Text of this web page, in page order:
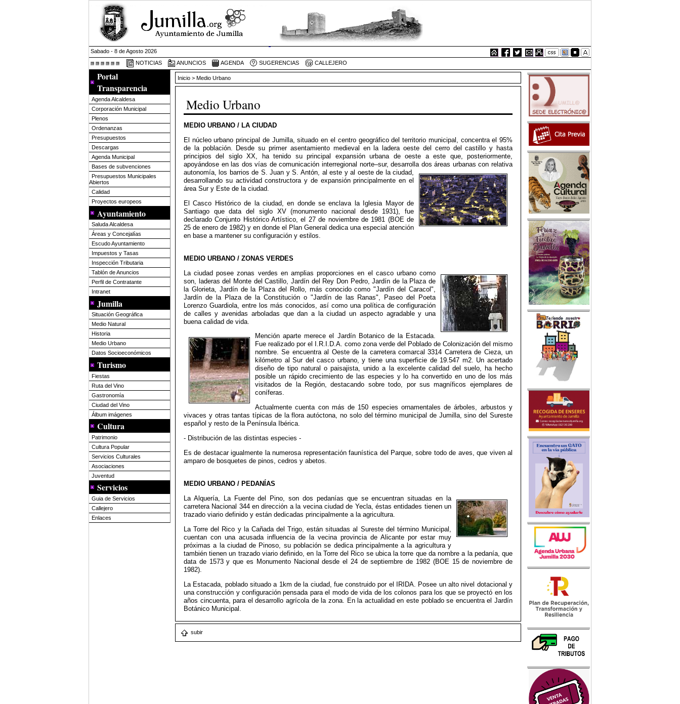
Sabado - 8 de Agosto 2026
NOTICIAS
ANUNCIOS AGENDA SUGERENCIAS CALLEJERO
Portal
Transparencia
Agenda Alcaldesa
Corporación Municipal
Plenos
Ordenanzas
Presupuestos
Descargas
Agenda Municipal
Bases de subvenciones
Presupuestos Municipales
Abiertos
Calidad
Proyectos europeos
Ayuntamiento
Saluda Alcaldesa
Áreas y Concejalías
Escudo Ayuntamiento
Impuestos y Tasas
Inspección Tributaria
Tablón de Anuncios
Perfil de Contratante
Intranet
Jumilla
Situación Geográfica
Medio Natural
Historia
Medio Urbano
Datos Socioeconómicos
Turismo
Fiestas
Ruta del Vino
Gastronomía
Ciudad del Vino
Álbum imágenes
Cultura
Patrimonio
Cultura Popular
Servicios Culturales
Asociaciones
Juventud
Servicios
Guia de Servicios
Callejero
Enlaces
Inicio> Medio Urbano
Medio Urbano
MEDIO URBANO / LA CIUDAD
El núcleo urbano principal de Jumilla, situado en el centro geográfico del territorio municipal, concentra el 95%
de la población. Desde su primer asentamiento medieval en la ladera oeste del cerro del castillo y hasta
principios del siglo XX, ha tenido su principal expansión urbana de oeste a este que, posteriormente,
apoyándose en las dos vías de comunicación interregional norte–sur, desarrolla dos áreas urbanas con relativa
autonomía, los barrios de S. Juan y S. Antón, al este y al oeste de la ciudad,
desarrollando su actividad constructora y de expansión principalmente en el
área Sur y Este de la ciudad.
El Casco Histórico de la ciudad, en donde se enclava la Iglesia Mayor de
Santiago que data del siglo XV (monumento nacional desde 1931), fue
declarado Conjunto Histórico Artístico, el 27 de noviembre de 1981 (BOE de
25 de enero de 1982) y en donde el Plan General dedica una especial atención
en base a mantener su configuración y estilos.
MEDIO URBANO / ZONAS VERDES
La ciudad posee zonas verdes en amplias proporciones en el casco urbano como
son, laderas del Monte del Castillo, Jardín del Rey Don Pedro, Jardín de la Plaza de
la Glorieta, Jardín de la Plaza del Rollo, más conocido como "Jardín del Caracol",
Jardín de la Plaza de la Constitución o "Jardín de las Ranas", Paseo del Poeta
Lorenzo Guardiola, entre los más conocidos, así como una política de configuración
de calles y avenidas arboladas que dan a la ciudad un aspecto agradable y una
buena calidad de vida.
Mención aparte merece el Jardín Botanico de la Estacada.
Fue realizado por el I.R.I.D.A. como zona verde del Poblado de Colonización del mismo
nombre. Se encuentra al Oeste de la carretera comarcal 3314 Carretera de Cieza, un
kilómetro al Sur del casco urbano, y tiene una superficie de 19.547 m2. Un acertado
diseño de tipo natural o paisajista, unido a la excelente calidad del suelo, ha hecho
posible un rápido crecimiento de las especies y lo ha convertido en uno de los más
visitados de la Región, destacando sobre todo, por sus magníficos ejemplares de
coníferas.
Actualmente cuenta con más de 150 especies ornamentales de árboles, arbustos y
vivaces y otras tantas típicas de la flora autóctona, no solo del término municipal de Jumilla, sino del Sureste
español y resto de la Península Ibérica.
- Distribución de las distintas especies -
Es de destacar igualmente la numerosa representación faunística del Parque, sobre todo de aves, que viven al
amparo de bosquetes de pinos, cedros y abetos.
MEDIO URBANO / PEDANÍAS
La Alquería, La Fuente del Pino, son dos pedanías que se encuentran situadas en la
carretera Nacional 344 en dirección a la vecina ciudad de Yecla, éstas entidades tienen un
trazado viario definido y están dedicadas principalmente a la agricultura.
La Torre del Rico y la Cañada del Trigo, están situadas al Sureste del término Municipal,
cuentan con una acusada influencia de la vecina provincia de Alicante por estar muy
próximas a la ciudad de Pinoso, su población se dedica principalmente a la agricultura y
también tienen un trazado viario definido, en la Torre del Rico se ubica la torre que da nombre a la pedanía, que
data de 1573 y que es Monumento Nacional desde el 24 de septiembre de 1982 (BOE 15 de noviembre de
1982).
La Estacada, poblado situado a 1km de la ciudad, fue construido por el IRIDA. Posee un alto nivel dotacional y
una construcción y configuración pensada para el modo de vida de los colonos para los que se proyectó en los
años cincuenta, para el desarrollo agrícola de la zona. En la actualidad en este poblado se encuentra el Jardín
Botánico Municipal.
subir